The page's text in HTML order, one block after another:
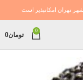
تهران امکانپذیر است
0
تومان0